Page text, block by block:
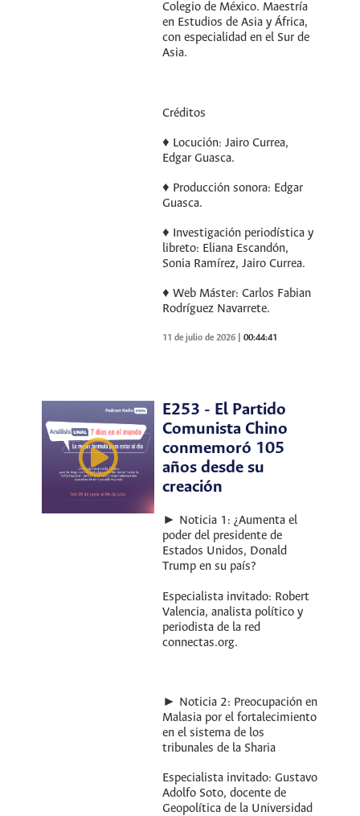
Colegio de México. Maestría
en Estudios de Asia y África,
con especialidad en el Sur de
Asia.
Créditos
♦ Locución: Jairo Currea,
Edgar Guasca.
♦ Producción sonora: Edgar
Guasca.
♦ Investigación periodística y
libreto: Eliana Escandón,
Sonia Ramírez, Jairo Currea.
♦ Web Máster: Carlos Fabian
Rodríguez Navarrete.
11 de julio de 2026 |00:44:41
E253 - El Partido
Comunista Chino
conmemoró 105
años desde su
creación
► Noticia 1: ¿Aumenta el
poder del presidente de
Estados Unidos, Donald
Trump en su país?
Especialista invitado: Robert
Valencia, analista político y
periodista de la red
connectas.org.
► Noticia 2: Preocupación en
Malasia por el fortalecimiento
en el sistema de los
tribunales de la Sharia
Especialista invitado: Gustavo
Adolfo Soto, docente de
Geopolítica de la Universidad